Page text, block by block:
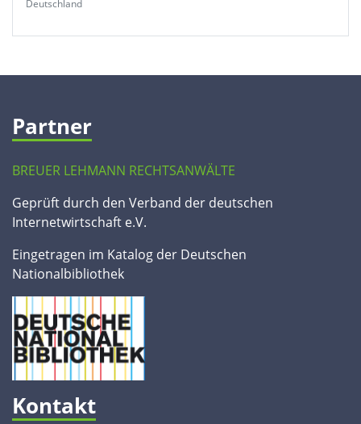
Deutschland
Partner
BREUER LEHMANN RECHTSANWÄLTE
Geprüft durch den Verband der deutschen
Internetwirtschaft e.V.
Eingetragen im Katalog der Deutschen
Nationalbibliothek
Kontakt